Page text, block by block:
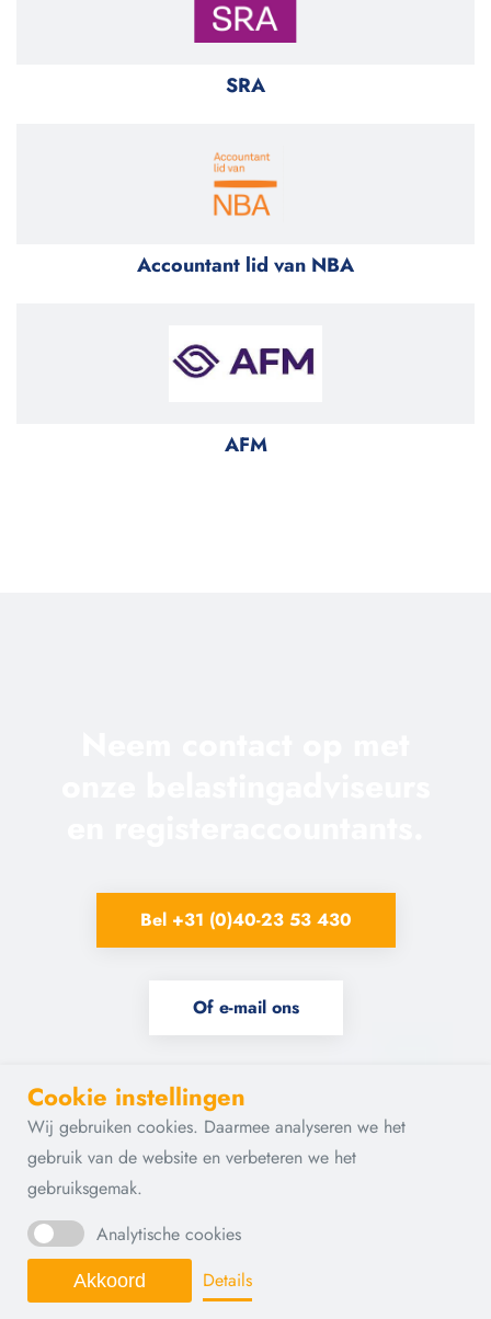
SRA
Accountant lid van NBA
AFM
Bel +31 (0)40-23 53 430
Of e-mail ons
Cookie instellingen
Wij gebruiken cookies. Daarmee analyseren we het
gebruik van de website en verbeteren we het
gebruiksgemak.
Analytische cookies
Details
Akkoord